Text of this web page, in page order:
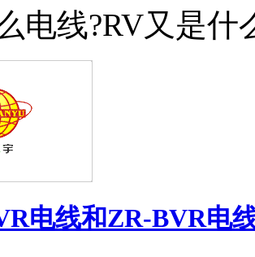
电线?RV又是什
电线和ZR-BVR电